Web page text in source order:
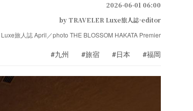
2026-06-01 06:00
by TRAVELER Luxe旅人誌·editor
旅人誌 April／photo THE BLOSSOM HAKATA Premier
#九州 #旅宿 #日本 #福岡